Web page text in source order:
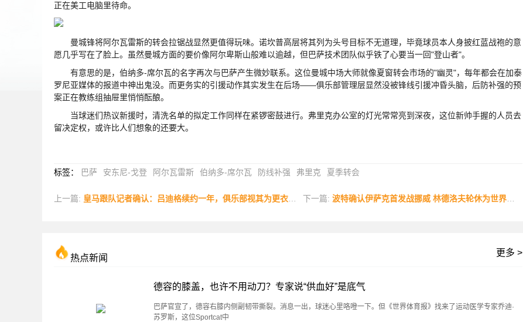
正在美工电脑里待命。
曼城锋将阿尔瓦雷斯的转会拉锯战显然更值得玩味。诺坎普高层将其列为头号目标不无道理，毕竟球员本人身披红蓝战袍的意
愿几乎写在了脸上。虽然曼城方面的要价像阿尔卑斯山般难以逾越，但巴萨技术团队似乎铁了心要当一回"登山者"。
有意思的是，伯纳多-席尔瓦的名字再次与巴萨产生微妙联系。这位曼城中场大师就像夏窗转会市场的"幽灵"，每年都会在加泰
罗尼亚媒体的报道中神出鬼没。而更务实的引援动作其实发生在后场——俱乐部管理层显然没被锋线引援冲昏头脑，后防补强的预
案正在教练组抽屉里悄悄酝酿。
当球迷们热议新援时，清洗名单的拟定工作同样在紧锣密鼓进行。弗里克办公室的灯光常常亮到深夜，这位新帅手握的人员去
留决定权，或许比人们想象的还要大。
标签： 巴萨 安东尼-戈登 阿尔瓦雷斯 伯纳多-席尔瓦 防线补强 弗里克 夏季转会
上一篇: 皇马跟队记者确认：吕迪格续约一年，俱乐部视其为更衣室领袖 下一篇: 波特确认伊萨克首发战挪威 林德洛夫轮休为世界杯蓄力
热点新闻
更多 >
德容的膝盖，也许不用动刀？专家说“供血好”是底气
巴萨官宣了，德容右膝内侧副韧带撕裂。消息一出，球迷心里咯噔一下。但《世界体育报》找来了运动医学专家乔迪·
苏罗斯，这位Sportcat中